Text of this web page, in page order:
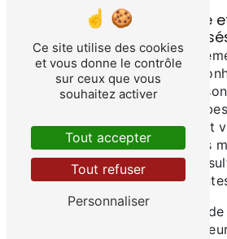
Service sur-mesure
Chaque projet
c'est pourquoi SARL Au
propose un service
conseils adaptés à vos
envies. Nos experts sauront
le choix des végétaux, des
aménagements pour un
de vos
Confiez l'aménagement
extérieur à SARL Au
Ce site utilise des cookies
et vous donne le contrôle
sur ceux que vous
souhaitez activer
Tout accepter
Tout refuser
Personnaliser